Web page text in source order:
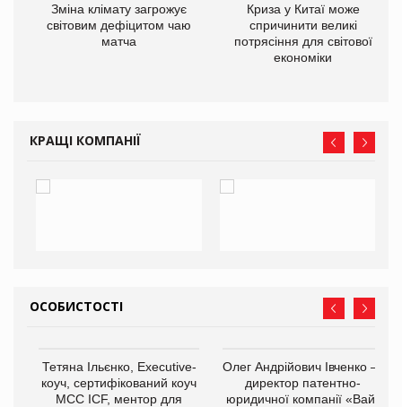
Зміна клімату загрожує
світовим дефіцитом чаю
матча
Криза у Китаї може
спричинити великі
потрясіння для світової
економіки
КРАЩІ КОМПАНІЇ
ОСОБИСТОСТІ
Тетяна Ільєнко, Executive-
коуч, сертифікований коуч
МСС ICF, ментор для
Олег Андрійович Івченко —
директор патентно-
юридичної компанії «Вайз